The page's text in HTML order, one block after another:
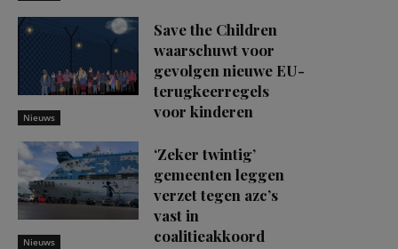
Nieuws
Save the Children
waarschuwt voor
gevolgen nieuwe EU-
terugkeerregels
voor kinderen
Nieuws
‘Zeker twintig’
gemeenten leggen
verzet tegen azc’s
vast in
coalitieakkoord